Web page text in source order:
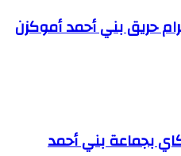
حريق بني أحمد أموكزن
بجماعة بني أحمد